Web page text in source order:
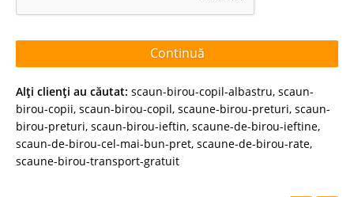
Continuă
Alţi clienţi au căutat: scaun-birou-copil-albastru, scaun-
birou-copii, scaun-birou-copil, scaune-birou-preturi, scaun-
birou-preturi, scaun-birou-ieftin, scaune-de-birou-ieftine,
scaun-de-birou-cel-mai-bun-pret, scaune-de-birou-rate,
scaune-birou-transport-gratuit